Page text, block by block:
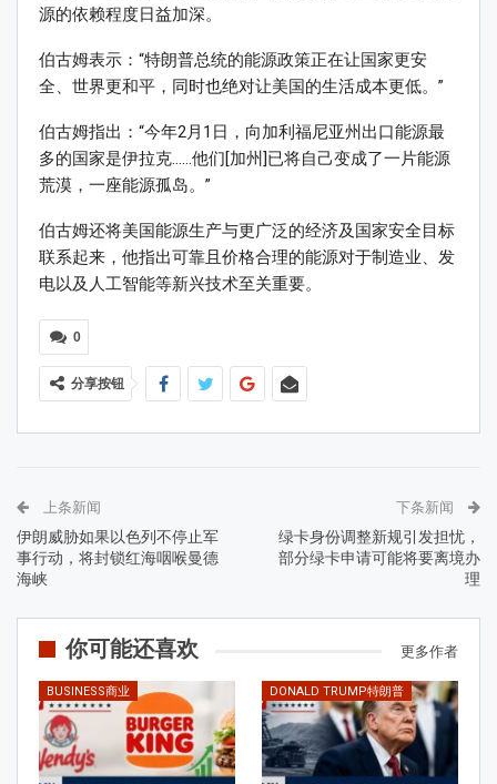
源的依赖程度日益加深。
伯古姆表示：“特朗普总统的能源政策正在让国家更安
全、世界更和平，同时也绝对让美国的生活成本更低。”
伯古姆指出：“今年2月1日，向加利福尼亚州出口能源最
多的国家是伊拉克……他们[加州]已将自己变成了一片能源
荒漠，一座能源孤岛。”
伯古姆还将美国能源生产与更广泛的经济及国家安全目标
联系起来，他指出可靠且价格合理的能源对于制造业、发
电以及人工智能等新兴技术至关重要。
0
分享按钮
上条新闻
伊朗威胁如果以色列不停止军
事行动，将封锁红海咽喉曼德
海峡
下条新闻
绿卡身份调整新规引发担忧，
部分绿卡申请可能将要离境办
理
你可能还喜欢 更多作者
BUSINESS商业 DONALD TRUMP特朗普